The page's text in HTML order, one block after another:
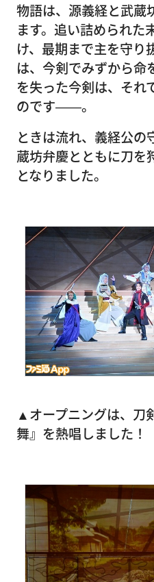
物語は、源義経と武蔵
ます。追い詰められた
け、最期まで主を守り
は、今剣でみずから命
を失った今剣は、それ
のです――。
ときは流れ、義経公の
蔵坊弁慶とともに刀を
となりました。
▲オープニングは、刀
舞』を熱唱しました！